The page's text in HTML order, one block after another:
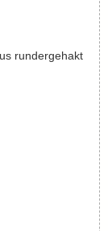
rundergehakt